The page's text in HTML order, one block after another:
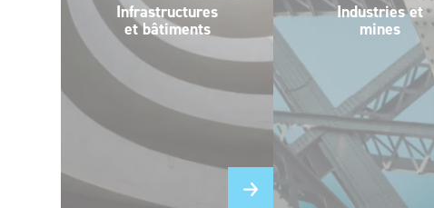
Infrastructures
et bâtiments
Industries et
mines